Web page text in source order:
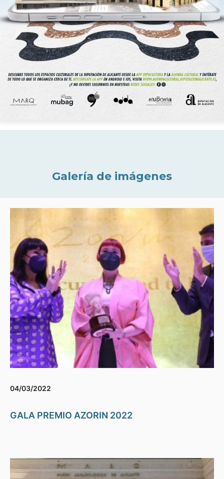
Galería de imágenes
04/03/2022
GALA PREMIO AZORIN 2022